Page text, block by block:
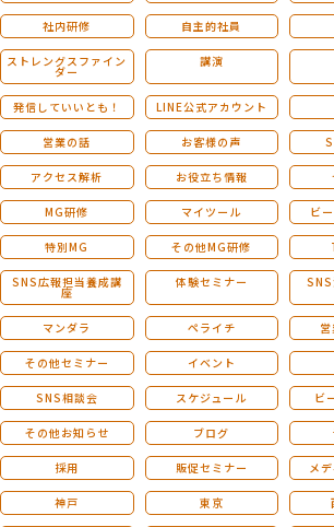
社内研修 自主的社員
ストレングスファイン
ダー
講演
発信していいとも！ LINE公式アカウント
営業の話 お客様の声
アクセス解析 お役立ち情報
MG研修 マイツール ビ
特別MG その他MG研修
SNS広報担当養成講
座
体験セミナー
マンダラ ペライチ
その他セミナー イベント
SNS相談会 スケジュール ビ
その他お知らせ ブログ
採用 販促セミナー メ
神戸 東京